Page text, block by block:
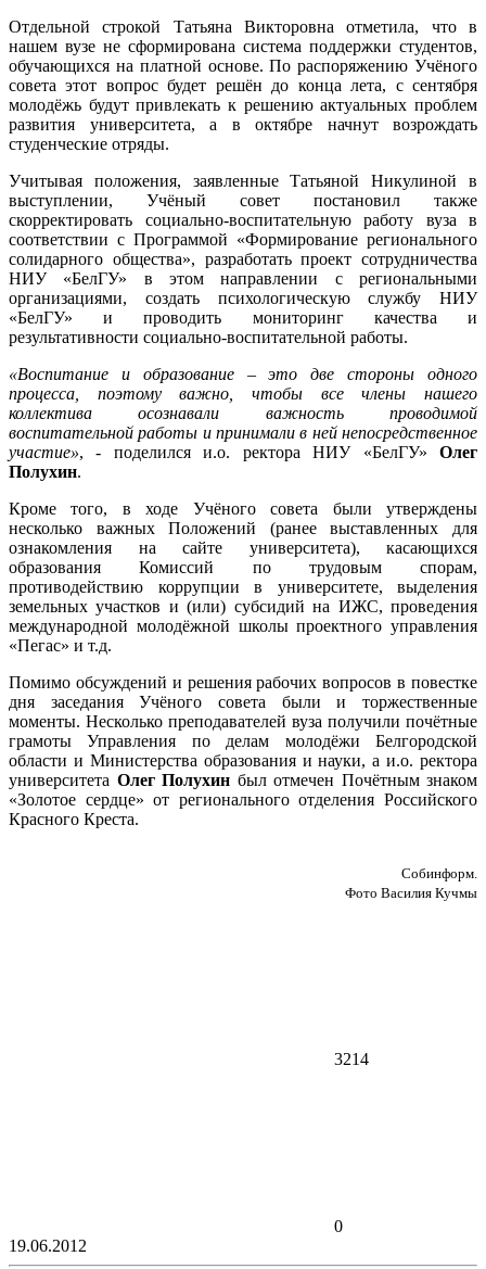
Отдельной строкой Татьяна Викторовна отметила, что в
нашем вузе не сформирована система поддержки студентов,
обучающихся на платной основе. По распоряжению Учёного
совета этот вопрос будет решён до конца лета, с сентября
молодёжь будут привлекать к решению актуальных проблем
развития университета, а в октябре начнут возрождать
студенческие отряды.
Учитывая положения, заявленные Татьяной Никулиной в
выступлении, Учёный совет постановил также
скорректировать социально-воспитательную работу вуза в
соответствии с Программой «Формирование регионального
солидарного общества», разработать проект сотрудничества
НИУ «БелГУ» в этом направлении с региональными
организациями, создать психологическую службу НИУ
«БелГУ» и проводить мониторинг качества и
результативности социально-воспитательной работы.
«Воспитание и образование – это две стороны одного
процесса, поэтому важно, чтобы все члены нашего
коллектива осознавали важность проводимой
воспитательной работы и принимали в ней непосредственное
участие», - поделился и.о. ректора НИУ «БелГУ» Олег
Полухин.
Кроме того, в ходе Учёного совета были утверждены
несколько важных Положений (ранее выставленных для
ознакомления на сайте университета), касающихся
образования Комиссий по трудовым спорам,
противодействию коррупции в университете, выделения
земельных участков и (или) субсидий на ИЖС, проведения
международной молодёжной школы проектного управления
«Пегас» и т.д.
Помимо обсуждений и решения рабочих вопросов в повестке
дня заседания Учёного совета были и торжественные
моменты. Несколько преподавателей вуза получили почётные
грамоты Управления по делам молодёжи Белгородской
области и Министерства образования и науки, а и.о. ректора
университета Олег Полухин был отмечен Почётным знаком
«Золотое сердце» от регионального отделения Российского
Красного Креста.
Собинформ.
Фото Василия Кучмы
3214
0
19.06.2012